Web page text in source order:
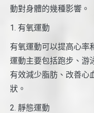
動對身體的幾種影響。
1. 有氧運動
有氧運動可以提高心率
運動主要包括跑步、游
有效減少脂肪、改善心
狀。
2. 靜態運動